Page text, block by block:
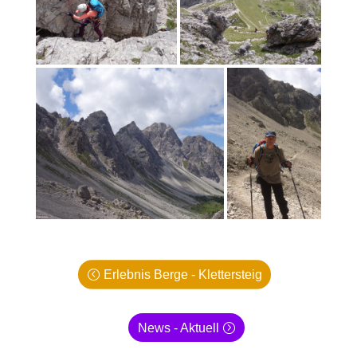
Erlebnis Berge - Klettersteig
News - Aktuell